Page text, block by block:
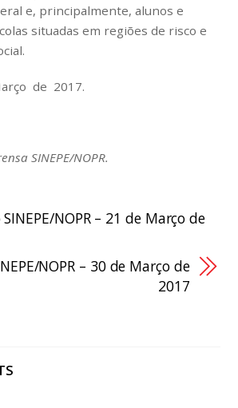
e, principalmente, alunos e
situadas em regiões de risco e
de 2017.
SINEPE/NOPR.
NOPR – 21 de Março de
NOPR – 30 de Março de
2017